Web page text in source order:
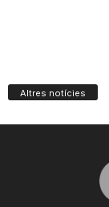
Altres notícies